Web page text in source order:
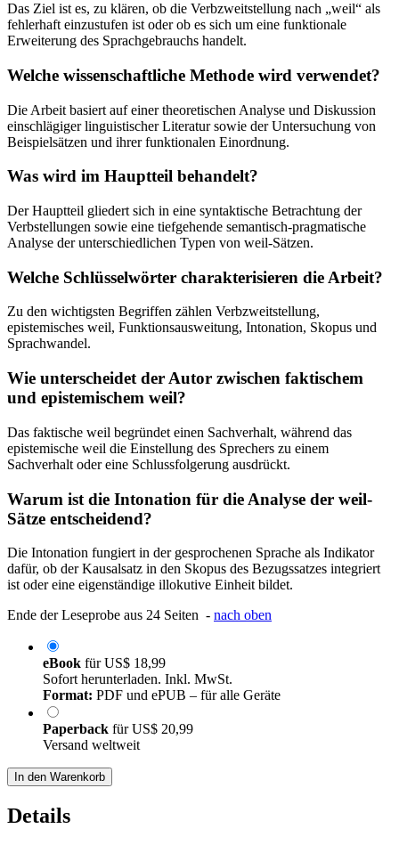
Das Ziel ist es, zu klären, ob die Verbzweitstellung nach „weil“ als
fehlerhaft einzustufen ist oder ob es sich um eine funktionale
Erweiterung des Sprachgebrauchs handelt.
Welche wissenschaftliche Methode wird verwendet?
Die Arbeit basiert auf einer theoretischen Analyse und Diskussion
einschlägiger linguistischer Literatur sowie der Untersuchung von
Beispielsätzen und ihrer funktionalen Einordnung.
Was wird im Hauptteil behandelt?
Der Hauptteil gliedert sich in eine syntaktische Betrachtung der
Verbstellungen sowie eine tiefgehende semantisch-pragmatische
Analyse der unterschiedlichen Typen von weil-Sätzen.
Welche Schlüsselwörter charakterisieren die Arbeit?
Zu den wichtigsten Begriffen zählen Verbzweitstellung,
epistemisches weil, Funktionsausweitung, Intonation, Skopus und
Sprachwandel.
Wie unterscheidet der Autor zwischen faktischem
und epistemischem weil?
Das faktische weil begründet einen Sachverhalt, während das
epistemische weil die Einstellung des Sprechers zu einem
Sachverhalt oder eine Schlussfolgerung ausdrückt.
Warum ist die Intonation für die Analyse der weil-
Sätze entscheidend?
Die Intonation fungiert in der gesprochenen Sprache als Indikator
dafür, ob der Kausalsatz in den Skopus des Bezugssatzes integriert
ist oder eine eigenständige illokutive Einheit bildet.
Ende der Leseprobe aus 24 Seiten - nach oben
eBook fürUS$ 18,99
Sofort herunterladen. Inkl. MwSt.
Format: PDF und ePUB – für alle Geräte
Paperback fürUS$ 20,99
Versand weltweit
In den Warenkorb
Details